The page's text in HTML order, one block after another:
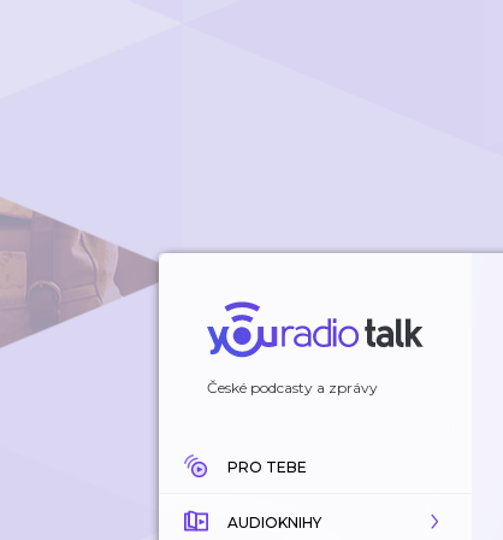
České podcasty a zprávy
PRO TEBE
AUDIOKNIHY